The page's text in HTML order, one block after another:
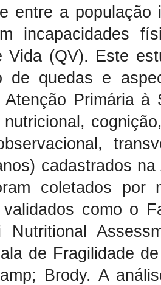
entre a
incapacidades
Vida (QV). Este
de quedas e
Atenção Primária à
cadastrados
coletados por
validados como o
Nutritional
de Fragilidade
Brody. A